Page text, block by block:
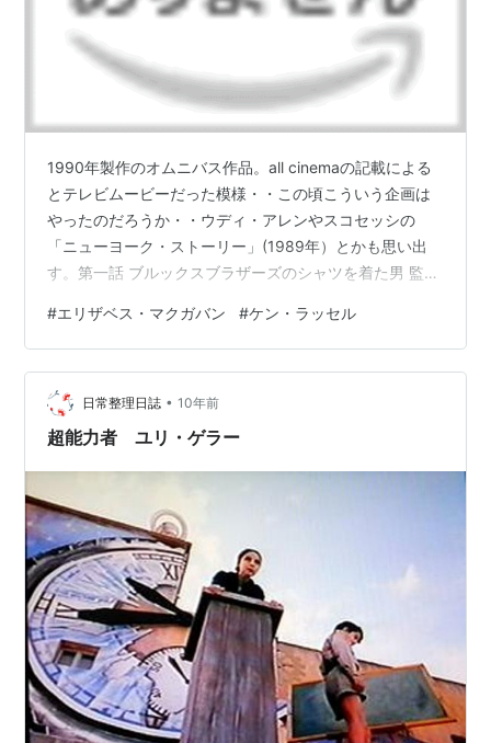
1990年製作のオムニバス作品。all cinemaの記載による
とテレビムービーだった模様・・この頃こういう企画は
やったのだろうか・・ウディ・アレンやスコセッシの
「ニューヨーク・ストーリー」(1989年）とかも思い出
す。第一話 ブルックスブラザーズのシャツを着た男 監督
派新聞記者。「ラグタイム」*1のかわいらしい時分から
は少し年がいった、８０年代の香りのするキャリア・ウ
ーマン風。物語全体が８０年代風味。第二話 花火の前の
たそがれ 監督 ケン・ラッセル ジゴロとの艶笑小話風。
第三話 白い象のような山々 監督 トニー・リチャードソ
#エリザベス・マクガバン #ケン・ラッセル
日常整理日誌 • 10年前
超能力者 ユリ・ゲラー